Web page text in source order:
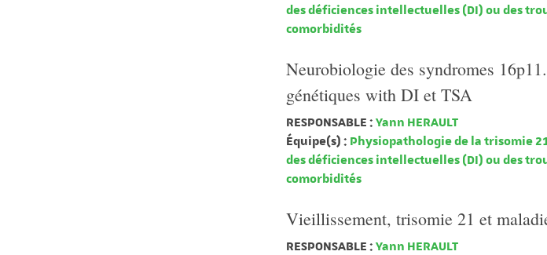
des déficiences intellectuelles (DI) ou des
comorbidités
Neurobiologie des syndromes
génétiques with DI et TSA
RESPONSABLE : Yann HERAULT
Équipe(s) : Physiopathologie de la trisomie
des déficiences intellectuelles (DI) ou des
comorbidités
Vieillissement, trisomie 21 et
RESPONSABLE : Yann HERAULT